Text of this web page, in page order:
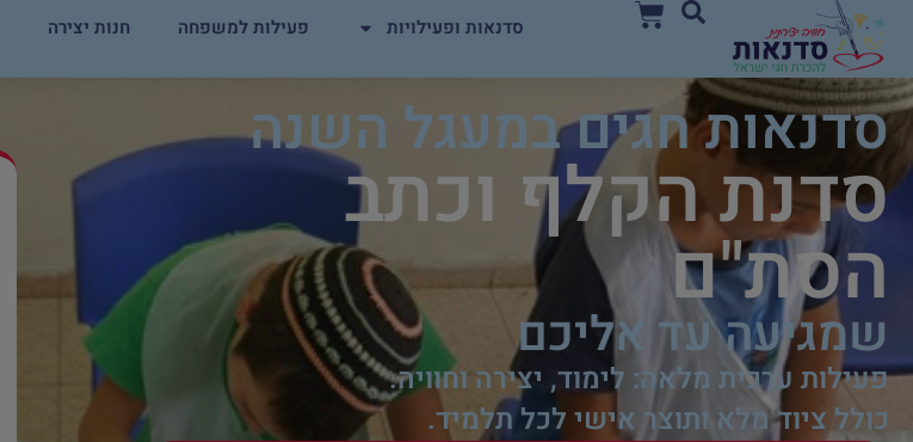
סדנאות ופעילויות פעילות למשפחה חנות יצירה
סדנאות חגים במעגל השנה
סדנת הקלף וכתב
הסת"ם
שמגיעה עד אליכם
פעילות ערכית מלאה: לימוד, יצירה וחוויה.
כולל ציוד מלא ותוצר אישי לכל תלמיד.